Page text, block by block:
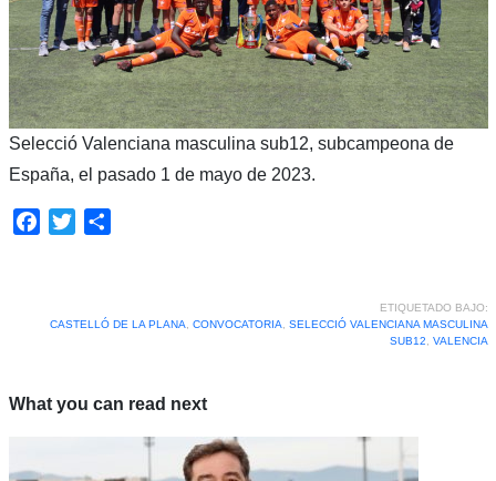
Selecció Valenciana masculina sub12, subcampeona de
España, el pasado 1 de mayo de 2023.
Facebook
Twitter
ETIQUETADO BAJO:
CASTELLÓ DE LA PLANA, CONVOCATORIA, SELECCIÓ VALENCIANA MASCULINA
SUB12, VALENCIA
What you can read next